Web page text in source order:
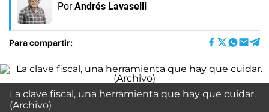
Por Andrés Lavaselli
Para compartir:
La clave fiscal, una herramienta que hay que cuidar.
(Archivo)